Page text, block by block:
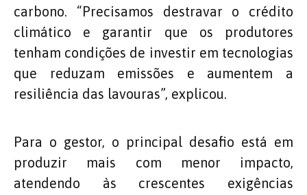
carbono. “Precisamos destravar o crédito
climático e garantir que os produtores
tenham condições de investir em tecnologias
que reduzam emissões e aumentem a
resiliência das lavouras”, explicou.
Para o gestor, o principal desafio está em
produzir mais com menor impacto,
atendendo às crescentes exigências